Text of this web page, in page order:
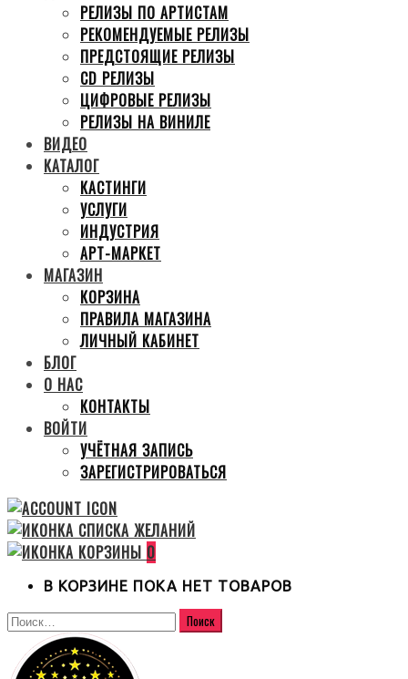
РЕЛИЗЫ ПО АРТИСТАМ
РЕКОМЕНДУЕМЫЕ РЕЛИЗЫ
ПРЕДСТОЯЩИЕ РЕЛИЗЫ
CD РЕЛИЗЫ
ЦИФРОВЫЕ РЕЛИЗЫ
РЕЛИЗЫ НА ВИНИЛЕ
ВИДЕО
КАТАЛОГ
КАСТИНГИ
УСЛУГИ
ИНДУСТРИЯ
АРТ-МАРКЕТ
МАГАЗИН
КОРЗИНА
ПРАВИЛА МАГАЗИНА
ЛИЧНЫЙ КАБИНЕТ
БЛОГ
О НАС
КОНТАКТЫ
ВОЙТИ
УЧЁТНАЯ ЗАПИСЬ
ЗАРЕГИСТРИРОВАТЬСЯ
0
В КОРЗИНЕ ПОКА НЕТ ТОВАРОВ